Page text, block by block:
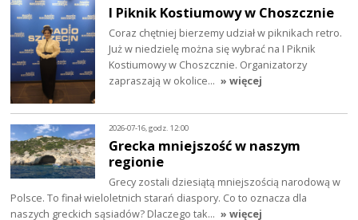
I Piknik Kostiumowy w Choszcznie
Coraz chętniej bierzemy udział w piknikach retro.
Już w niedzielę można się wybrać na I Piknik
Kostiumowy w Choszcznie. Organizatorzy
zapraszają w okolice… » więcej
2026-07-16, godz. 12:00
Grecka mniejszość w naszym
regionie
Grecy zostali dziesiątą mniejszością narodową w
Polsce. To finał wieloletnich starań diaspory. Co to oznacza dla
naszych greckich sąsiadów? Dlaczego tak… » więcej